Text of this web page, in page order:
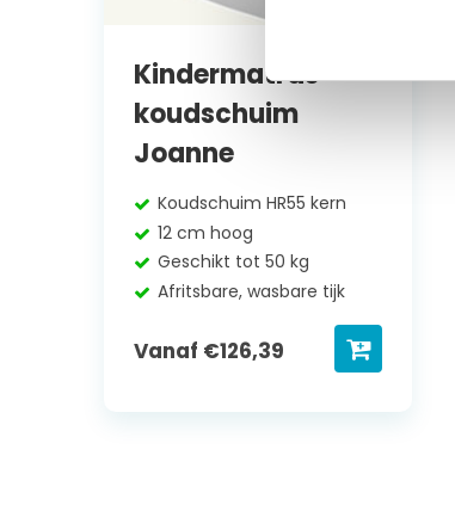
Kindermatras
koudschuim
Joanne
Koudschuim HR55 kern
12 cm hoog
Geschikt tot 50 kg
Afritsbare, wasbare tijk
Vanaf €126,39